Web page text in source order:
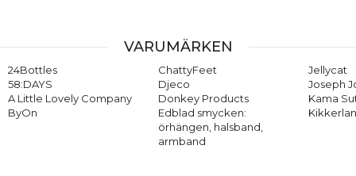
VARUMÄRKEN
24Bottles
58:DAYS
A Little Lovely Company
ByOn
ChattyFeet
Djeco
Donkey Products
Edblad smycken:
örhängen, halsband,
armband
Jellycat
Joseph
Kama